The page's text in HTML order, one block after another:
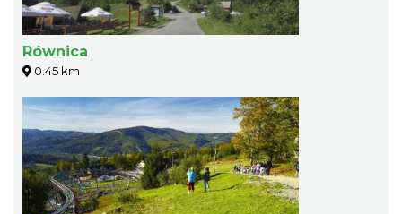
Równica
0.45 km